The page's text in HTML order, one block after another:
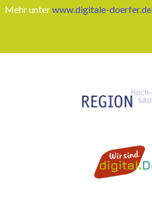
Mehr unterwww.digitale-doerfer.de